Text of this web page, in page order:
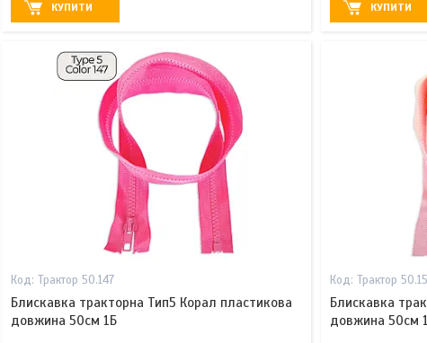
КУПИТИ КУПИТИ
Трактор 50.147
Блискавка тракторна Тип5 Корал пластикова
довжина 50см 1Б
Трактор
Блискавка
довжина 50см